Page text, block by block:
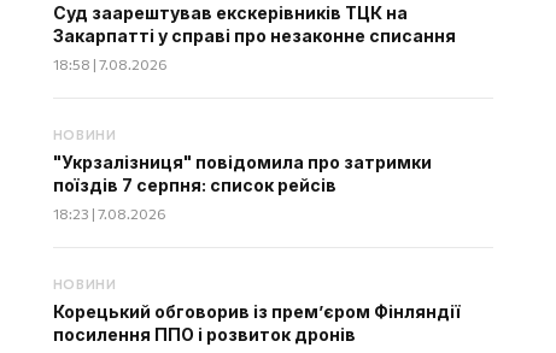
Суд заарештував екскерівників ТЦК на
Закарпатті у справі про незаконне списання
18:58 | 7.08.2026
НОВИНИ
"Укрзалізниця" повідомила про затримки
поїздів 7 серпня: список рейсів
18:23 | 7.08.2026
НОВИНИ
Корецький обговорив із прем’єром Фінляндії
посилення ППО і розвиток дронів